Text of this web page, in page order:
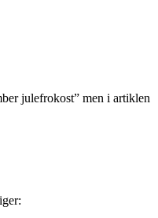
julefrokost” men i artiklen